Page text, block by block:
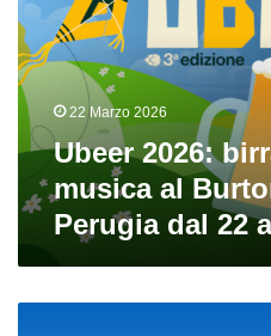
e
musica
al
Burton
Park
dal
24
22 Marzo 2026
Ubeer 2026:
musica al
Perugia dal 22